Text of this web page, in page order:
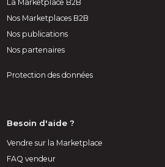
La Marketplace B2B
Nos Marketplaces B2B
Nos publications
Nos partenaires
Protection des données
Besoin d'aide ?
Vendre sur la Marketplace
FAQ vendeur